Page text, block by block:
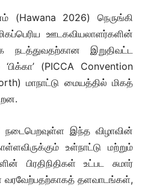
(Hawana 2026) நெருங்கி
ஊடகவியலாளர்களின்
இறுதிவட்ட
(PICCA Convention
மாநாட்டு மையத்தில் மிகத்
இந்த விழாவின்
உள்நாட்டு மற்றும்
பிரதிநிதிகள் உட்பட சுமார்
வரவேற்பதற்காகத் தளவாடங்கள்,